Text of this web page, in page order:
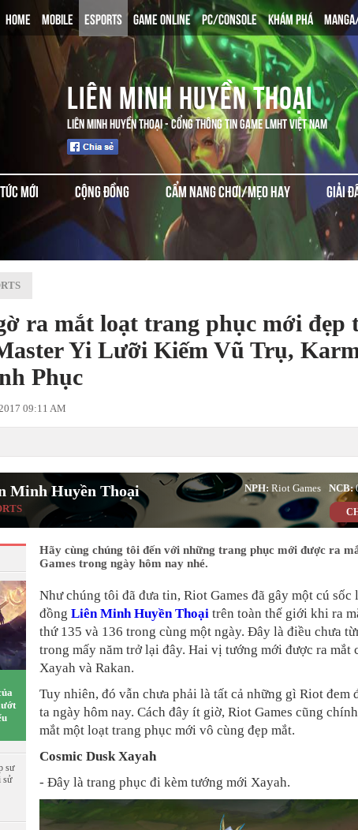
HOME MOBILE ESPORTS GAME ONLINE PC/CONSOLE KHÁM PHÁ
LIÊN MINH HUYỀN THOẠI
LIÊN MINH HUYỀN THOẠI - CỔNG THÔNG TIN GAME LMHT VIỆT NAM
MỚI CỘNG ĐỒNG CẨM NANG CHƠI/MẸO HAY GIẢI
ra mắt loạt trang phục mới đẹp
Yi Lưỡi Kiếm Vũ Trụ,
Phục
09:11 AM
Minh Huyền Thoại NCB:
Riot Games
NPH:
sư
sử
Hãy cùng chúng tôi đến với những trang phục mới được ra
Games trong ngày hôm nay nhé.
Như chúng tôi đã đưa tin, Riot Games đã gây một cú sốc
đồng Liên Minh Huyền Thoại trên toàn thế giới khi ra
thứ 135 và 136 trong cùng một ngày. Đây là điều chưa
trong mấy năm trở lại đây. Hai vị tướng mới được ra mắt
Xayah và Rakan.
Tuy nhiên, đó vẫn chưa phải là tất cả những gì Riot đem
ta ngày hôm nay. Cách đây ít giờ, Riot Games cũng
mắt một loạt trang phục mới vô cùng đẹp mắt.
Cosmic Dusk Xayah
- Đây là trang phục đi kèm tướng mới Xayah.